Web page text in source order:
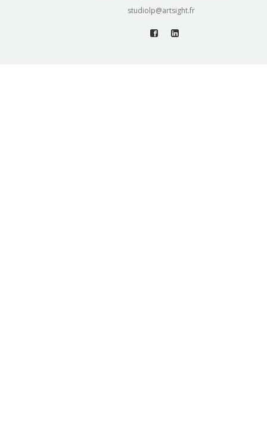
studiolp@artsight.fr